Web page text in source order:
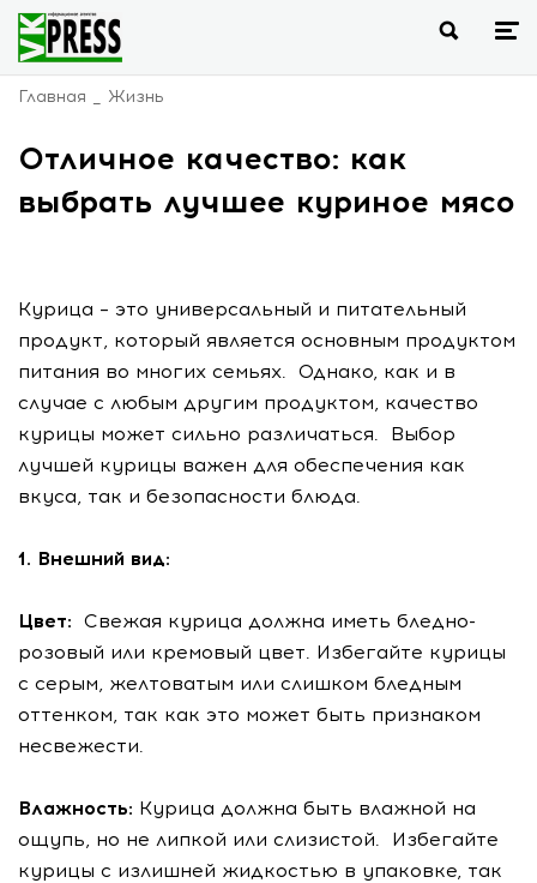
Главная Жизнь
Отличное качество: как
выбрать лучшее куриное мясо
Курица – это универсальный и питательный
продукт, который является основным продуктом
питания во многих семьях. Однако, как и в
случае с любым другим продуктом, качество
курицы может сильно различаться. Выбор
лучшей курицы важен для обеспечения как
вкуса, так и безопасности блюда.
1. Внешний вид:
Цвет: Свежая курица должна иметь бледно-
розовый или кремовый цвет. Избегайте курицы
с серым, желтоватым или слишком бледным
оттенком, так как это может быть признаком
несвежести.
Влажность: Курица должна быть влажной на
ощупь, но не липкой или слизистой. Избегайте
курицы с излишней жидкостью в упаковке, так